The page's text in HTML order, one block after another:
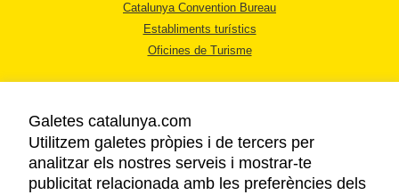
Catalunya Convention Bureau
Establiments turístics
Oficines de Turisme
AVÍS LEGAL
Galetes catalunya.com
Utilitzem galetes pròpies i de tercers per
analitzar els nostres serveis i mostrar-te
publicitat relacionada amb les preferències dels